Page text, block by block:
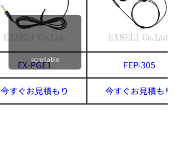
EX-PGE1 FEP-305
今すぐお見積もり 今すぐお見積もり
scrollable